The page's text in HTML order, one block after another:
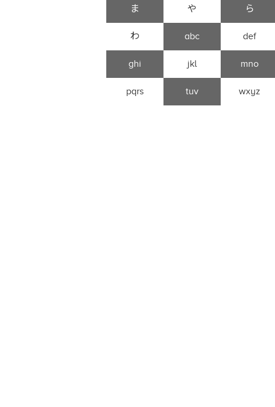
ま や ら
わ abc def
ghi jkl mno
pqrs tuv wxyz